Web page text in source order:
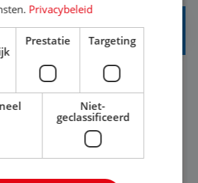
om die droomreis te
ALLROUND
Holland, Nederland
MBO
is het leukste dat er is. Of
is, of voor een ander: jij vindt
Privacybeleid
Prestatie Targeting
Niet-
geclassificeerd